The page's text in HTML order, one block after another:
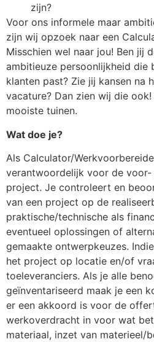
zijn?
Voor ons informele maar
zijn wij opzoek naar een
Misschien wel naar jou! Ben jij
ambitieuze persoonlijkheid die
klanten past? Zie jij kansen na
vacature? Dan zien wij die
mooiste tuinen.
Wat doe je?
Als Calculator/
verantwoordelijk voor de voor-
project. Je controleert en
van een project op de
praktische/technische als
eventueel oplossingen of
gemaakte ontwerpkeuzes.
het project op locatie en/of
toeleveranciers. Als je alle
geïnventariseerd maak je een
er een akkoord is voor de
werkoverdracht in voor wat
materiaal, inzet van materieel/